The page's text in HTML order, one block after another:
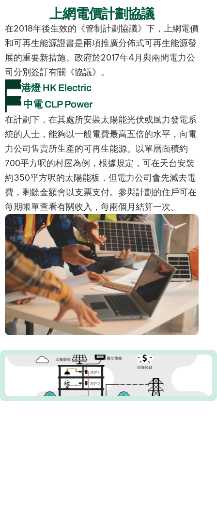
上網電價計劃協議
在2018年後生效的《管制計劃協議》下，上網電價
和可再生能源證書是兩項推廣分佈式可再生能源發
展的重要新措施。政府於2017年4月與兩間電力公
司分別簽訂有關《協議》。
港燈 HK Electric
中電 CLP Power
在計劃下，在其處所安裝太陽能光伏或風力發電系
統的人士，能夠以一般電費最高五倍的水平，向電
力公司售賣所生產的可再生能源。以單層面積約
700平方呎的村屋為例，根據規定，可在天台安裝
約350平方呎的太陽能板，但電力公司會先減去電
費，剩餘金額會以支票支付。參與計劃的住戶可在
每期帳單查看有關收入，每兩個月結算一次。